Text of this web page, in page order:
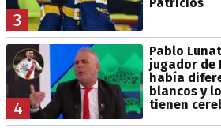
3
4
Pablo
jugador de
había
blancos y
tienen